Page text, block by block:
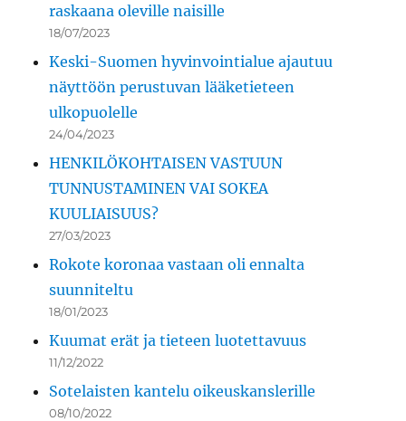
raskaana oleville naisille
18/07/2023
Keski-Suomen hyvinvointialue ajautuu
näyttöön perustuvan lääketieteen
ulkopuolelle
24/04/2023
HENKILÖKOHTAISEN VASTUUN
TUNNUSTAMINEN VAI SOKEA
KUULIAISUUS?
27/03/2023
Rokote koronaa vastaan oli ennalta
suunniteltu
18/01/2023
Kuumat erät ja tieteen luotettavuus
11/12/2022
Sotelaisten kantelu oikeuskanslerille
08/10/2022